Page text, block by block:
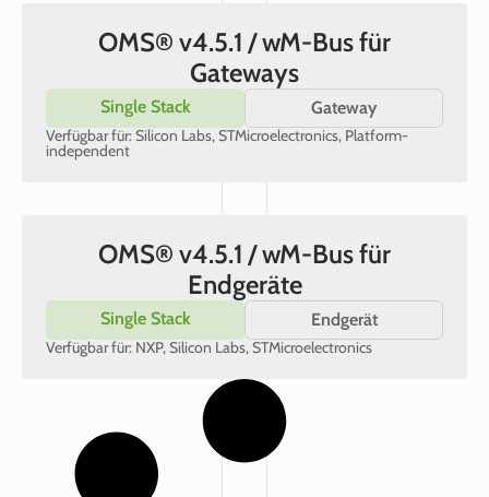
OMS® v4.5.1 / wM-Bus für
Gateways
Single Stack Gateway
Verfügbar für: Silicon Labs, STMicroelectronics, Platform-
independent
OMS® v4.5.1 / wM-Bus für
Endgeräte
Single Stack Endgerät
Verfügbar für: NXP, Silicon Labs, STMicroelectronics